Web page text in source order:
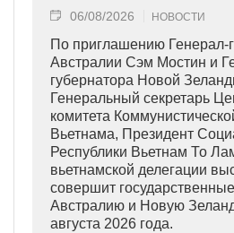
06/08/2026 НОВОСТИ
По приглашению Генерал-
Австралии Сэм Мостин и
губернатора Новой
Генеральный секретарь
комитета
Вьетнама, Президент
Республики Вьетнам То
вьетнамской делегации
совершит
Австралию и Новую
августа 2026 года.